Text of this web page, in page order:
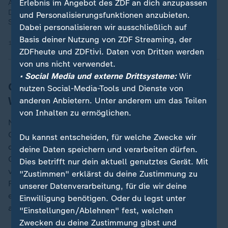
Auf die umstrittene Wahl in Georgien folgten Massenproteste.
Doch wie geht es weiter? Wir folgen der Spur des politischen
Strippenziehers und Milliardärs Iwanischwili.
13.11.2024 | 6:27 min
Opposition warf Georgischem Traum
Wahlbetrug vor
Nach der Parlamentswahl am 26. Oktober, bei der der
Georgische Traum laut dem offiziellen Ergebnis eine
deutliche Mehrheit errungen hatte, hatte die
Opposition der Regierungspartei Wahlbetrug
vorgeworfen. Die Opposition beschuldigt die
Regierung, Georgien von der EUzu entfernen und die
ehemalige Sowjetrepublik wieder anRussland
annähern zu wollen.
Erlebnis im Angebot des ZDF an dich anzupassen
und Personalisierungsfunktionen anzubieten.
Dabei personalisieren wir ausschließlich auf
Basis deiner Nutzung von ZDF Streaming, der
ZDFheute und ZDFtivi. Daten von Dritten werden
von uns nicht verwendet.
• Social Media und externe Drittsysteme:Wir
nutzen Social-Media-Tools und Dienste von
anderen Anbietern. Unter anderem um das Teilen
von Inhalten zu ermöglichen.
Du kannst entscheiden, für welche Zwecke wir
deine Daten speichern und verarbeiten dürfen.
Dies betrifft nur dein aktuell genutztes Gerät. Mit
"Zustimmen" erklärst du deine Zustimmung zu
unserer Datenverarbeitung, für die wir deine
Einwilligung benötigen. Oder du legst unter
"Einstellungen/Ablehnen" fest, welchen
Zwecken du deine Zustimmung gibst und